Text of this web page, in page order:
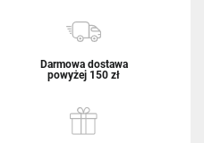
Darmowa dostawa
powyżej 150 zł